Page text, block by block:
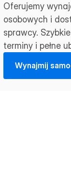
Oferujemy
osobowych i
sprawcy.
terminy i pełne
Wynajmij samo